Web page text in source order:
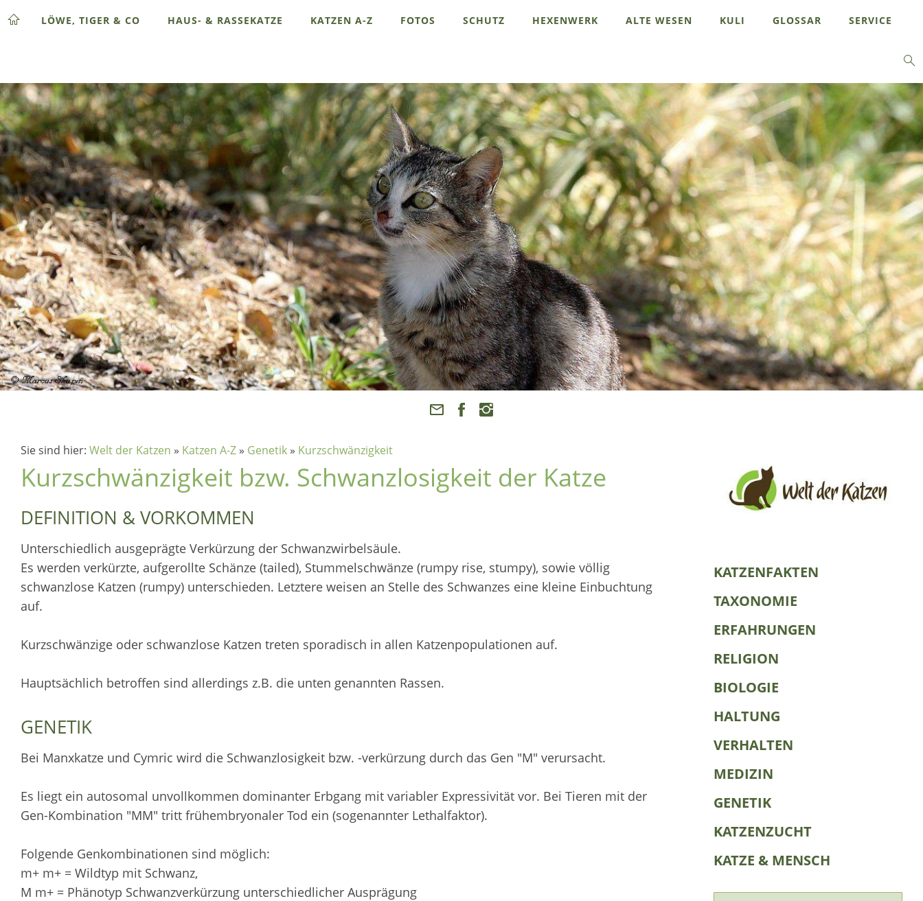
LÖWE, TIGER & CO HAUS- & RASSEKATZE KATZEN A-Z FOTOS SCHUTZ HEXENWERK ALTE WESEN KULI GLOSSAR SERVICE
Sie sind hier: Welt der Katzen » Katzen A-Z » Genetik » Kurzschwänzigkeit
Kurzschwänzigkeit bzw. Schwanzlosigkeit der Katze
DEFINITION & VORKOMMEN
Unterschiedlich ausgeprägte Verkürzung der Schwanzwirbelsäule.
Es werden verkürzte, aufgerollte Schänze (tailed), Stummelschwänze (rumpy rise, stumpy), sowie völlig
schwanzlose Katzen (rumpy) unterschieden. Letztere weisen an Stelle des Schwanzes eine kleine Einbuchtung
auf.
Kurzschwänzige oder schwanzlose Katzen treten sporadisch in allen Katzenpopulationen auf.
Hauptsächlich betroffen sind allerdings z.B. die unten genannten Rassen.
GENETIK
Bei Manxkatze und Cymric wird die Schwanzlosigkeit bzw. -verkürzung durch das Gen "M" verursacht.
Es liegt ein autosomal unvollkommen dominanter Erbgang mit variabler Expressivität vor. Bei Tieren mit der
Gen-Kombination "MM" tritt frühembryonaler Tod ein (sogenannter Lethalfaktor).
Folgende Genkombinationen sind möglich:
m+ m+ = Wildtyp mit Schwanz,
M m+ = Phänotyp Schwanzverkürzung unterschiedlicher Ausprägung
KATZENFAKTEN
TAXONOMIE
ERFAHRUNGEN
RELIGION
BIOLOGIE
HALTUNG
VERHALTEN
MEDIZIN
GENETIK
KATZENZUCHT
KATZE & MENSCH